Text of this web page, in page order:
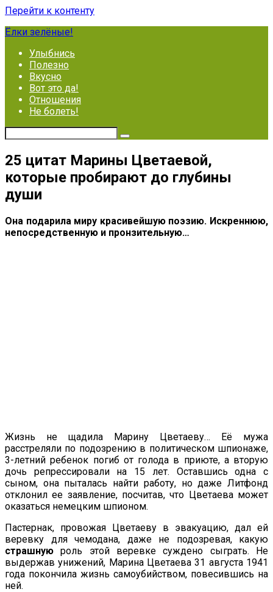
Перейти к контенту
Ёлки зелёные!
Улыбнись
Полезно
Вкусно
Вот это да!
Отношения
Не болеть!
25 цитат Марины Цветаевой,
которые пробирают до глубины
души
Она подарила миру красивейшую поэзию. Искреннюю,
непосредственную и пронзительную…
Жизнь не щадила Марину Цветаеву… Её мужа
расстреляли по подозрению в политическом шпионаже,
3-летний ребенок погиб от голода в приюте, а вторую
дочь репрессировали на 15 лет. Оставшись одна с
сыном, она пыталась найти работу, но даже Литфонд
отклонил ее заявление, посчитав, что Цветаева может
оказаться немецким шпионом.
Пастернак, провожая Цветаеву в эвакуацию, дал ей
веревку для чемодана, даже не подозревая, какую
страшную роль этой веревке суждено сыграть. Не
выдержав унижений, Марина Цветаева 31 августа 1941
года покончила жизнь самоубийством, повесившись на
ней.